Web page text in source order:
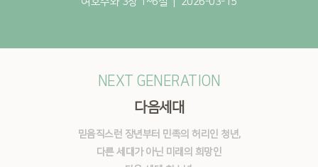
NEXT GENERATION
다음세대
믿음직스런 장년부터 민족의 허리인 청년,
다른 세대가 아닌 미래의 희망인